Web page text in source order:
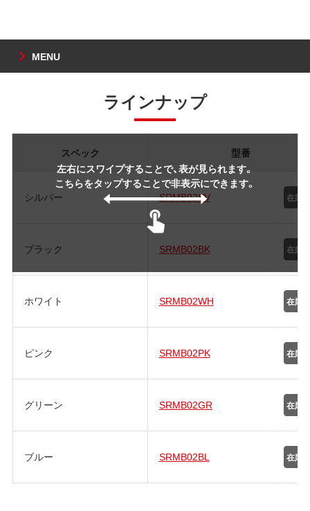
MENU
ラインナップ
左右にスワイプすることで、表が見られます。
こちらをタップすることで非表示にできます。
スペック 型番
シルバー SRMB02SV
ブラック SRMB02BK
ホワイト SRMB02WH
ピンク SRMB02PK
グリーン SRMB02GR
ブルー SRMB02BL